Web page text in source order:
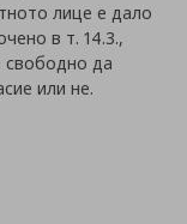
лице е дало
в т. 14.3.,
да
или не.